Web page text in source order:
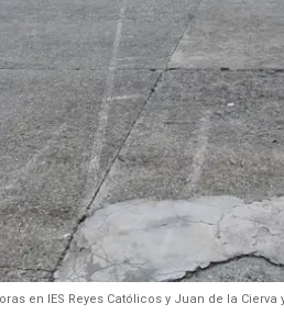
en IES Reyes Católicos y Juan de la